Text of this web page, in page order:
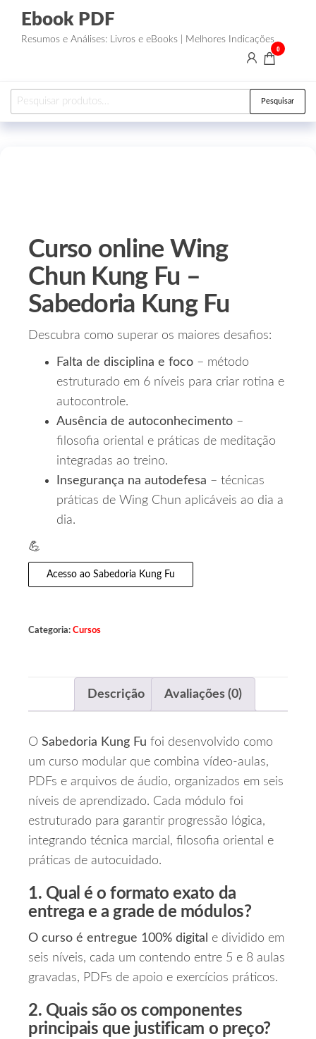
Ebook PDF
Resumos e Análises: Livros e eBooks | Melhores Indicações
0
Pesquisar
Curso online Wing
Chun Kung Fu –
Sabedoria Kung Fu
Descubra como superar os maiores desafios:
Falta de disciplina e foco – método
estruturado em 6 níveis para criar rotina e
autocontrole.
Ausência de autoconhecimento –
filosofia oriental e práticas de meditação
integradas ao treino.
Insegurança na autodefesa – técnicas
práticas de Wing Chun aplicáveis ao dia a
dia.
💪
Acesso ao Sabedoria Kung Fu
Categoria: Cursos
Descrição Avaliações (0)
O Sabedoria Kung Fu foi desenvolvido como
um curso modular que combina vídeo‑aulas,
PDFs e arquivos de áudio, organizados em seis
níveis de aprendizado. Cada módulo foi
estruturado para garantir progressão lógica,
integrando técnica marcial, filosofia oriental e
práticas de autocuidado.
1. Qual é o formato exato da
entrega e a grade de módulos?
O curso é entregue 100% digital
e dividido em
seis níveis, cada um contendo entre 5 e 8 aulas
gravadas, PDFs de apoio e exercícios práticos.
2. Quais são os componentes
principais que justificam o preço?